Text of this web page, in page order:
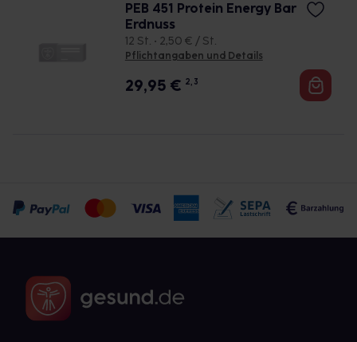
PEB 451 Protein Energy Bar
Erdnuss
12 St. • 2,50 € / St.
Pflichtangaben und Details
29,95 € 2, 3